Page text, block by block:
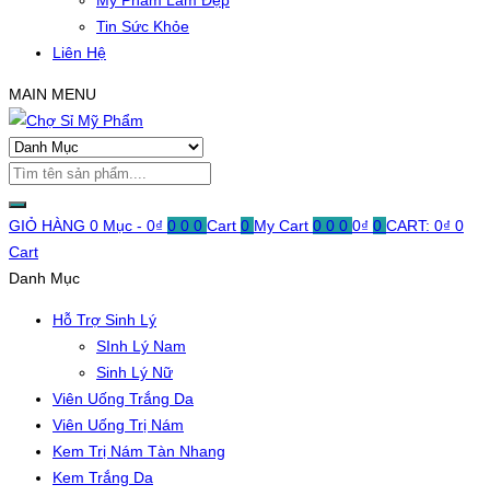
Tin Sức Khỏe
Liên Hệ
MAIN MENU
GIỎ HÀNG 0 Mục - 0₫ 0 0 0 Cart 0 My Cart 0 0 0 0₫ 0 CART: 0₫ 0
Cart
Danh Mục
Hỗ Trợ Sinh Lý
SInh Lý Nam
Sinh Lý Nữ
Viên Uống Trắng Da
Viên Uống Trị Nám
Kem Trị Nám Tàn Nhang
Kem Trắng Da